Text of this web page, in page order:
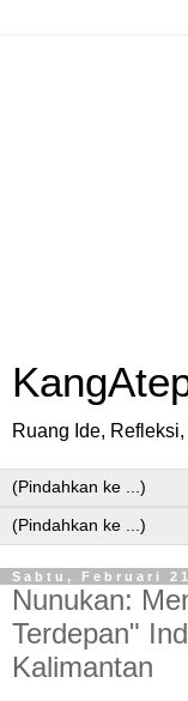
Ruang Ide,
Sabtu, Februari
Nunukan:
Terdepan"
Kalimantan